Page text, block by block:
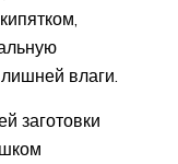
влаги.
заготовки